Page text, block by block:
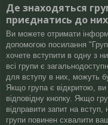
Де знаходяться
приєднатись до
Ви можете отримати
допомогою посилання
хочете вступити в одну з
всі групи є
для вступу в них, можуть
Якщо група є відкритою,
відповідну кнопку. Якщо
відправити запит на вступ,
групи повинен схвалити